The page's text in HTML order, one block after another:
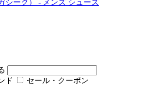
シーク） - メンズ シューズ
ド
セール・クーポン